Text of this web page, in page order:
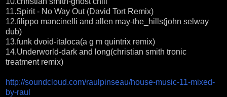
11.Spirit - No Way Out (David Tort Remix)
12.filippo mancinelli and allen may-the_hills(john selway
dub)
13.funk dvoid-italoca(a g m quintrix remix)
14.Underworld-dark and long(christian smith tronic
treatment remix)
http://soundcloud.com/raulpinseau/house-music-11-mixed-
by-raul